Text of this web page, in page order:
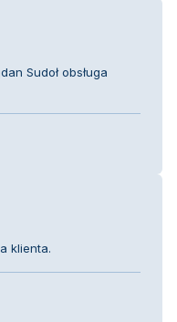
Sudoł obsługa
klienta.